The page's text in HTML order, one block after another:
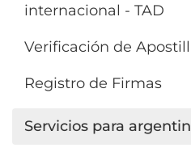
internacional - TAD
Verificación de
Registro de Firmas
Servicios para